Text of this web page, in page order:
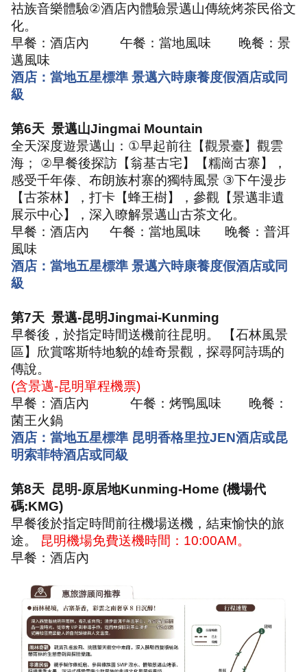
祜族音樂體驗②酒店內體驗景邁山傳統烤茶民俗文
化。
早餐：酒店內
午餐：當地風味
晚餐：景
邁風味
酒店：當地五星標準 景邁六時康養度假酒店或同
級
第6天 景邁山Jingmai Mountain
全天深度遊景邁山： ①早起前往【觀景臺】觀雲
海；
②早餐後探訪【翁基古宅】【糯崗古寨】，
感受千年傣、布朗族村寨的獨特風景 ③下午漫步
【古茶林】，打卡【蜂王樹】，參觀【景邁非遺
展示中心】，深入瞭解景邁山古茶文化。
早餐：酒店內
午餐：當地風味
晚餐：普洱
風味
酒店：當地五星標準 景邁六時康養度假酒店或同
級
第7天 景邁-昆明Jingmai-Kunming
早餐後，於指定時間送機前往昆明。 【石林風景
區】欣賞喀斯特地貌的雄奇景觀，探尋阿詩瑪的
傳說。
(含景邁-昆明單程機票)
早餐：酒店內
午餐：烤鴨風味
晚餐：
菌王火鍋
酒店：當地五星標準 昆明香格里拉JEN酒店或昆
明索菲特酒店或同級
第8天 昆明-原居地Kunming-Home (機場代
碼:KMG)
早餐後於指定時間前往機場送機，結束愉快的旅
途。 昆明機場免費送機時間： 10:00AM。
早餐：酒店內